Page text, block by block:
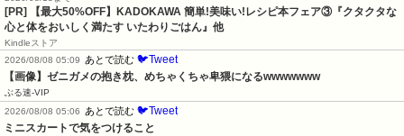
[PR] 【最大50%OFF】KADOKAWA 簡単!美味い!レシピ本フェア③『クタクタな
心と体をおいしく満たす いたわりごはん』他
Kindleストア
2026/08/08 05:09
あとで読む 🐦Tweet
【画像】ゼニガメの抱き枕、めちゃくちゃ卑猥になるwwwwwww
ぶる速-VIP
2026/08/08 05:06
あとで読む 🐦Tweet
ミニスカートで気をつけること